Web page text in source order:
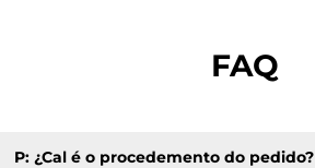
FAQ
P: ¿Cal é o procedemento do pedido?